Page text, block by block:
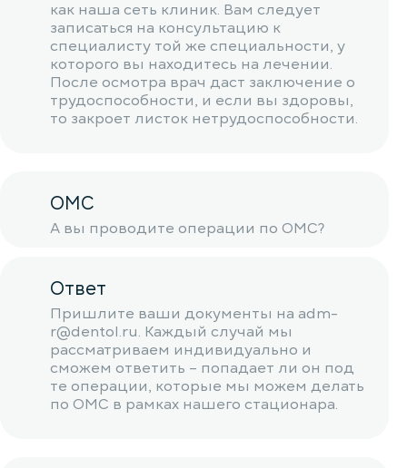
как наша сеть клиник. Вам следует
записаться на консультацию к
специалисту той же специальности, у
которого вы находитесь на лечении.
После осмотра врач даст заключение о
трудоспособности, и если вы здоровы,
то закроет листок нетрудоспособности.
ОМС
А вы проводите операции по ОМС?
Ответ
Пришлите ваши документы на adm-
r@dentol.ru. Каждый случай мы
рассматриваем индивидуально и
сможем ответить – попадает ли он под
те операции, которые мы можем делать
по ОМС в рамках нашего стационара.